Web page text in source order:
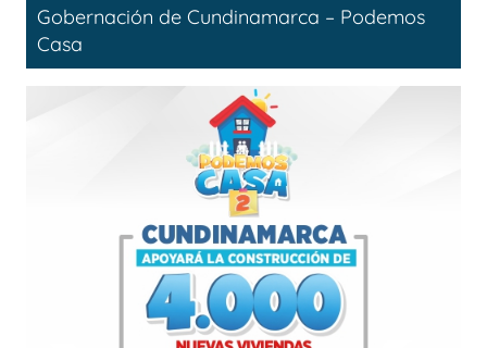
Gobernación de Cundinamarca – Podemos
Casa